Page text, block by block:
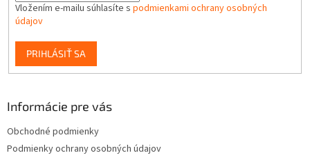
Vložením e-mailu súhlasíte s podmienkami ochrany osobných
údajov
PRIHLÁSIŤ SA
Informácie pre vás
Obchodné podmienky
Podmienky ochrany osobných údajov